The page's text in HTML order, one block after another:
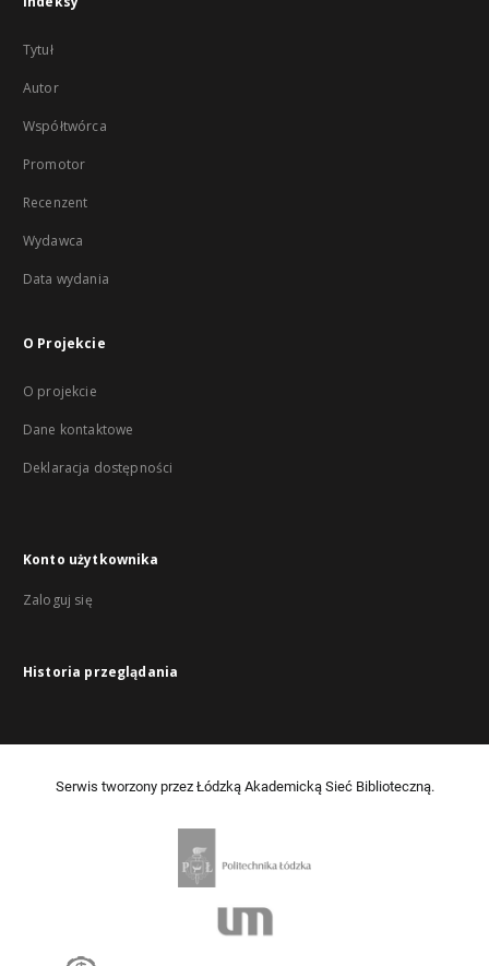
Tytuł
Autor
Współtwórca
Promotor
Recenzent
Wydawca
Data wydania
O Projekcie
O projekcie
Dane kontaktowe
Deklaracja dostępności
Konto użytkownika
Zaloguj się
Historia przeglądania
Serwis tworzony przez Łódzką Akademicką Sieć Biblioteczną.